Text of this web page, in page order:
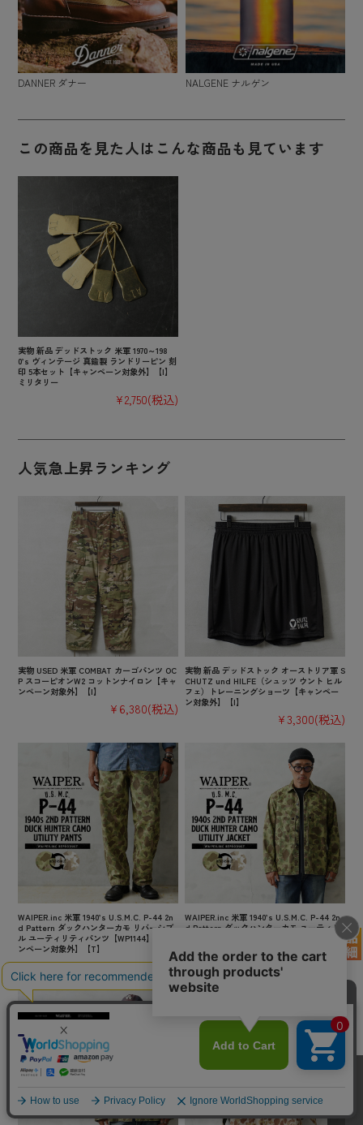
DANNER ダナー NALGENE ナルゲン
この商品を見た人はこんな商品も見ています
実物 新品 デッドストック 米軍 1970～198
0’s ヴィンテージ 真鍮製 ランドリーピン 刻
印 5本セット【キャンペーン対象外】【I】
ミリタリー
¥2,750(税込)
人気急上昇ランキング
実物 USED 米軍 COMBAT カーゴパンツ OC
P スコーピオンW2 コットンナイロン【キャ
ンペーン対象外】【I】
¥6,380(税込)
実物 新品 デッドストック オーストリア軍 S
CHUTZ und HILFE（シュッツ ウント ヒル
フェ）トレーニングショーツ【キャンペー
ン対象外】【I】
¥3,300(税込)
WAIPER.inc 米軍 1940’s U.S.M.C. P-44 2n
d Pattern ダックハンターカモ リバーシブ
ル ユーティリティパンツ【WP1144】【キャ
ンペーン対象外】【T】
¥15,180(税込)
WAIPER.inc 米軍 1940’s U.S.M.C. P-44 2n
d Pattern ダックハンターカモ ユーティリ
ティジャケット【WP1143】【キャンペーン
対象外】【T】
¥15,180(税込)